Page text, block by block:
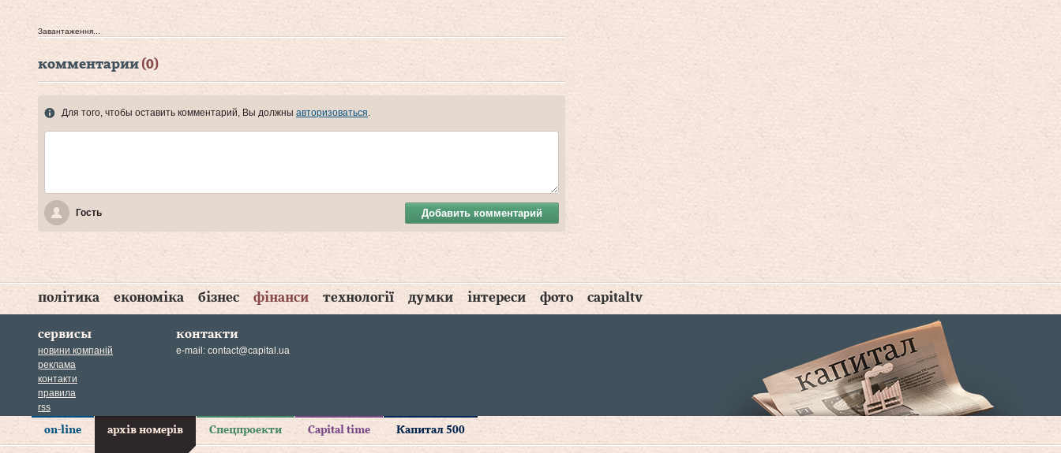
Завантаження...
комментарии (0)
Для того, чтобы оставить комментарий, Вы должны авторизоваться.
Гость Добавить комментарий
політика економіка бізнес фінанси технології думки інтереси фото capitaltv
сервисы
новини компаній
реклама
контакти
правила
rss
контакти
e-mail: contact@capital.ua
on-line архів номерів Спецпроекти Capital time Капитал 500